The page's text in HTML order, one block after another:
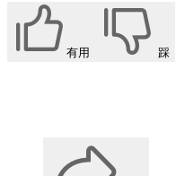
有用 踩